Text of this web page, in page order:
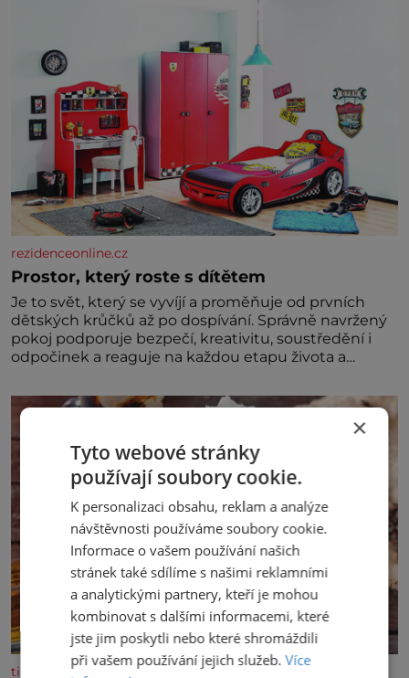
rezidenceonline.cz
Prostor, který roste s dítětem
Je to svět, který se vyvíjí a proměňuje od prvních
dětských krůčků až po dospívání. Správně navržený
pokoj podporuje bezpečí, kreativitu, soustředění i
odpočinek a reaguje na každou etapu života a
jednoduchost, měkkost a bezpečí, proto by pokoj
miminka měl působit především klidně a útulně.
tisicereceptu.cz
×
Tyto webové stránky
používají soubory cookie.
K personalizaci obsahu, reklam a analýze
návštěvnosti používáme soubory cookie.
Informace o vašem používání našich
stránek také sdílíme s našimi reklamními
a analytickými partnery, kteří je mohou
kombinovat s dalšími informacemi, které
jste jim poskytli nebo které shromáždili
při vašem používání jejich služeb.Více